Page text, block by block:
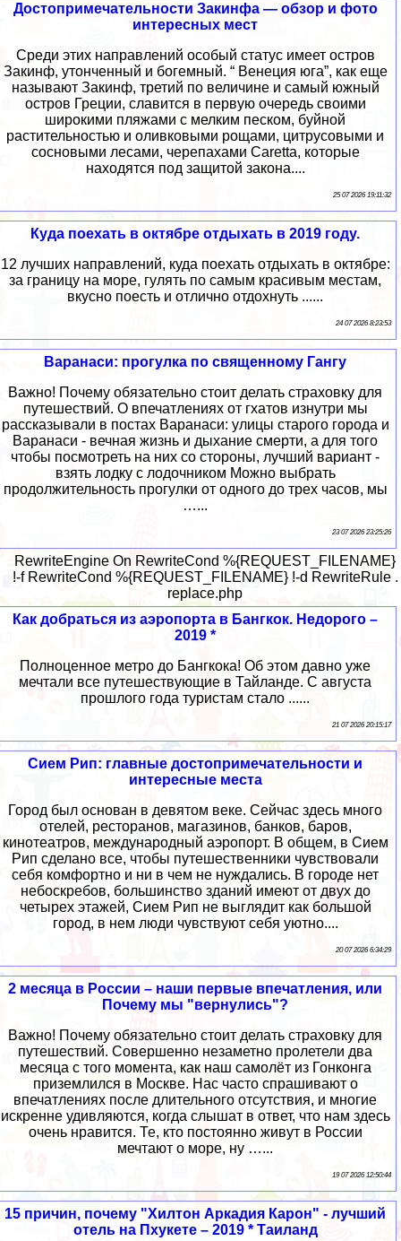
Достопримечательности Закинфа — обзор и фото
интересных мест
Среди этих направлений особый статус имеет остров
Закинф, утонченный и богемный. “ Венеция юга”, как еще
называют Закинф, третий по величине и самый южный
остров Греции, славится в первую очередь своими
широкими пляжами с мелким песком, буйной
растительностью и оливковыми рощами, цитрусовыми и
сосновыми лесами, черепахами Caretta, которые
находятся под защитой закона....
25 07 2026 19:11:32
Куда поехать в октябре отдыхать в 2019 году.
12 лучших направлений, куда поехать отдыхать в октябре:
за границу на море, гулять по самым красивым местам,
вкусно поесть и отлично отдохнуть ......
24 07 2026 8:23:53
Варанаси: прогулка по священному Гангу
Важно! Почему обязательно стоит делать страховку для
путешествий. О впечатлениях от гхатов изнутри мы
рассказывали в постах Варанаси: улицы старого города и
Варанаси - вечная жизнь и дыхание смерти, а для того
чтобы посмотреть на них со стороны, лучший вариант -
взять лодку с лодочником Можно выбрать
продолжительность прогулки от одного до трех часов, мы
…...
23 07 2026 23:25:26
RewriteEngine On RewriteCond %{REQUEST_FILENAME}
!-f RewriteCond %{REQUEST_FILENAME} !-d RewriteRule .
replace.php
Как добраться из аэропорта в Бангкок. Недорого –
2019 *
Полноценное метро до Бангкока! Об этом давно уже
мечтали все путешествующие в Тайланде. С августа
прошлого года туристам стало ......
21 07 2026 20:15:17
Сием Рип: главные достопримечательности и
интересные места
Город был основан в девятом веке. Сейчас здесь много
отелей, ресторанов, магазинов, банков, баров,
кинотеатров, международный аэропорт. В общем, в Сием
Рип сделано все, чтобы путешественники чувствовали
себя комфортно и ни в чем не нуждались. В городе нет
небоскребов, большинство зданий имеют от двух до
четырех этажей, Сием Рип не выглядит как большой
город, в нем люди чувствуют себя уютно....
20 07 2026 6:34:29
2 месяца в России – наши первые впечатления, или
Почему мы "вернулись"?
Важно! Почему обязательно стоит делать страховку для
путешествий. Совершенно незаметно пролетели два
месяца с того момента, как наш самолёт из Гонконга
приземлился в Москве. Нас часто спрашивают о
впечатлениях после длительного отсутствия, и многие
искренне удивляются, когда слышат в ответ, что нам здесь
очень нравится. Те, кто постоянно живут в России
мечтают о море, ну …...
19 07 2026 12:50:44
15 причин, почему "Хилтон Аркадия Карон" - лучший
отель на Пхукете – 2019 * Таиланд